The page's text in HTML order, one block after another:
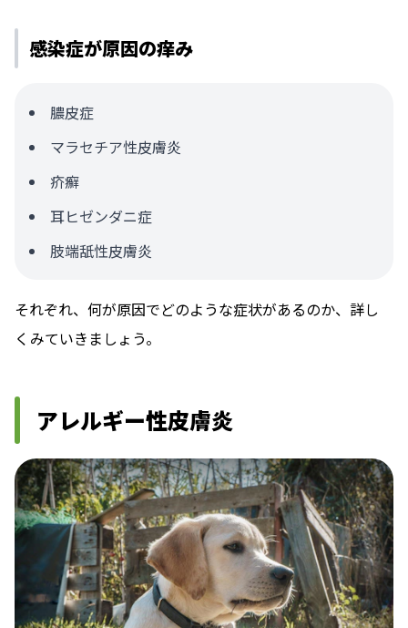
感染症が原因の痒み
膿皮症
マラセチア性皮膚炎
疥癬
耳ヒゼンダニ症
肢端舐性皮膚炎
それぞれ、何が原因でどのような症状があるのか、詳し
くみていきましょう。
アレルギー性皮膚炎